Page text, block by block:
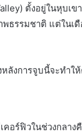
ตั้งอยู่ในหุบเ
พธรรมชาติ แต่ใน
ลังการจูบนี้จะทำ
คอร์ฟิวในช่วงกล